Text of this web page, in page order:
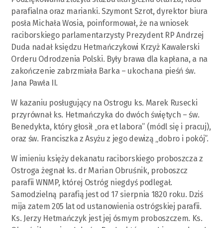
parafialna oraz marianki. Szymont Szrot, dyrektor biura
posła Michała Wosia, poinformował, że na wniosek
raciborskiego parlamentarzysty Prezydent RP Andrzej
Duda nadał księdzu Hetmańczykowi Krzyż Kawalerski
Orderu Odrodzenia Polski. Były brawa dla kapłana, a na
zakończenie zabrzmiała Barka – ukochana pieśń św.
Jana Pawła II.
W kazaniu posługujący na Ostrogu ks. Marek Rusecki
przyrównał ks. Hetmańczyka do dwóch świętych – św.
Benedykta, który głosił „ora et labora” (módl się i pracuj),
oraz św. Franciszka z Asyżu z jego dewizą „dobro i pokój”.
W imieniu księży dekanatu raciborskiego proboszcza z
Ostroga żegnał ks. dr Marian Obruśnik, proboszcz
parafii WNMP, której Ostróg niegdyś podlegał.
Samodzielną parafią jest od 17 sierpnia 1820 roku. Dziś
mija zatem 205 lat od ustanowienia ostrógskiej parafii.
Ks. Jerzy Hetmańczyk jest jej ósmym proboszczem. Ks.